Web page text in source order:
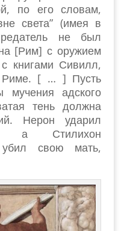
по его словам,
света” (имея в
не был
[Рим] с оружием
книгами Сивилл,
Риме. [ … ] Пусть
мучения адского
тень должна
Нерон ударил
а Стилихон
убил свою мать,